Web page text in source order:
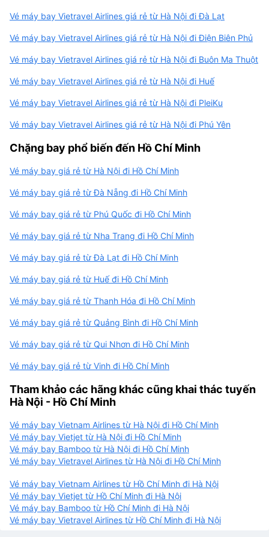
Vé máy bay Vietravel Airlines giá rẻ từ Hà Nội đi Đà Lạt
Vé máy bay Vietravel Airlines giá rẻ từ Hà Nội đi Điện Biên Phủ
Vé máy bay Vietravel Airlines giá rẻ từ Hà Nội đi Buôn Ma Thuột
Vé máy bay Vietravel Airlines giá rẻ từ Hà Nội đi Huế
Vé máy bay Vietravel Airlines giá rẻ từ Hà Nội đi PleiKu
Vé máy bay Vietravel Airlines giá rẻ từ Hà Nội đi Phú Yên
Chặng bay phổ biến đến Hồ Chí Minh
Vé máy bay giá rẻ từ Hà Nội đi Hồ Chí Minh
Vé máy bay giá rẻ từ Đà Nẵng đi Hồ Chí Minh
Vé máy bay giá rẻ từ Phú Quốc đi Hồ Chí Minh
Vé máy bay giá rẻ từ Nha Trang đi Hồ Chí Minh
Vé máy bay giá rẻ từ Đà Lạt đi Hồ Chí Minh
Vé máy bay giá rẻ từ Huế đi Hồ Chí Minh
Vé máy bay giá rẻ từ Thanh Hóa đi Hồ Chí Minh
Vé máy bay giá rẻ từ Quảng Bình đi Hồ Chí Minh
Vé máy bay giá rẻ từ Qui Nhơn đi Hồ Chí Minh
Vé máy bay giá rẻ từ Vinh đi Hồ Chí Minh
Tham khảo các hãng khác cũng khai thác tuyến
Hà Nội - Hồ Chí Minh
Vé máy bay Vietnam Airlines từ Hà Nội đi Hồ Chí Minh
Vé máy bay Vietjet từ Hà Nội đi Hồ Chí Minh
Vé máy bay Bamboo từ Hà Nội đi Hồ Chí Minh
Vé máy bay Vietravel Airlines từ Hà Nội đi Hồ Chí Minh
Vé máy bay Vietnam Airlines từ Hồ Chí Minh đi Hà Nội
Vé máy bay Vietjet từ Hồ Chí Minh đi Hà Nội
Vé máy bay Bamboo từ Hồ Chí Minh đi Hà Nội
Vé máy bay Vietravel Airlines từ Hồ Chí Minh đi Hà Nội